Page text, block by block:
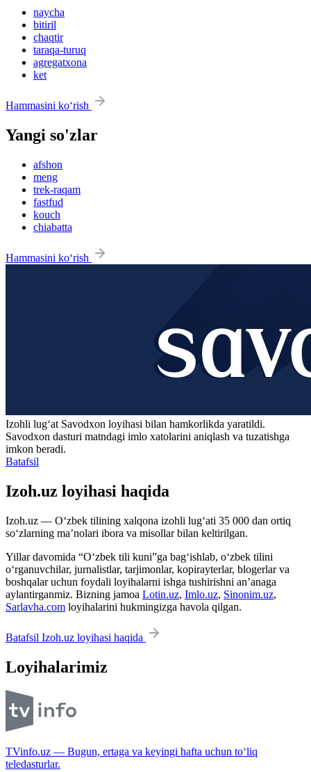
naycha
bitiril
chaqtir
taraqa-turuq
agregatxona
ket
Hammasini ko‘rish
Yangi so'zlar
afshon
meng
trek-raqam
fastfud
kouch
chiabatta
Hammasini ko‘rish
Izohli lugʻat Savodxon loyihasi bilan hamkorlikda yaratildi.
Savodxon dasturi matndagi imlo xatolarini aniqlash va tuzatishga
imkon beradi.
Batafsil
Izoh.uz loyihasi haqida
Izoh.uz — O‘zbek tilining xalqona izohli lug‘ati 35 000 dan ortiq
so‘zlarning ma’nolari ibora va misollar bilan keltirilgan.
Yillar davomida “O‘zbek tili kuni”ga bag‘ishlab, o‘zbek tilini
o‘rganuvchilar, jurnalistlar, tarjimonlar, kopirayterlar, blogerlar va
boshqalar uchun foydali loyihalarni ishga tushirishni an’anaga
aylantirganmiz. Bizning jamoa Lotin.uz, Imlo.uz, Sinonim.uz,
Sarlavha.com loyihalarini hukmingizga havola qilgan.
Batafsil Izoh.uz loyihasi haqida
Loyihalarimiz
TVinfo.uz — Bugun, ertaga va keyingi hafta uchun to‘liq
teledasturlar.